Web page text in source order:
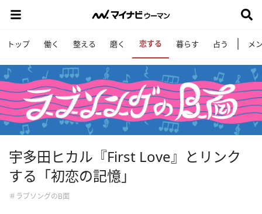
トップ 働く 整える 磨く 恋する 暮らす 占う メ
宇多田ヒカル『First Love』とリンク
する「初恋の記憶」
＃ラブソングのB面